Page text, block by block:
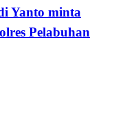
Yanto minta
Pelabuhan